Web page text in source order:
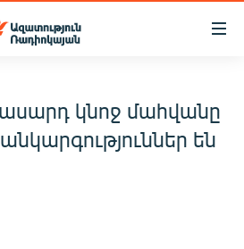
կնոջ մահվանը
են